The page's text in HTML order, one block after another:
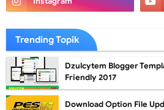
Trending Topik
Dzulcytem Blogger
Friendly 2017
Download Option File